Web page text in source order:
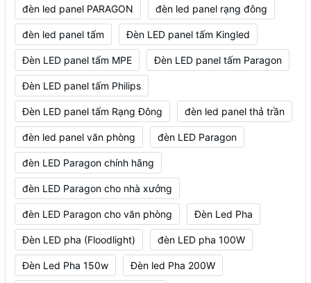
đèn led panel PARAGON đèn led panel rạng đông
đèn led panel tấm Đèn LED panel tấm Kingled
Đèn LED panel tấm MPE Đèn LED panel tấm Paragon
Đèn LED panel tấm Philips
Đèn LED panel tấm Rạng Đông đèn led panel thả trần
đèn led panel văn phòng đèn LED Paragon
đèn LED Paragon chính hãng
đèn LED Paragon cho nhà xưởng
đèn LED Paragon cho văn phòng Đèn Led Pha
Đèn LED pha (Floodlight) đèn LED pha 100W
Đèn Led Pha 150w Đèn led Pha 200W